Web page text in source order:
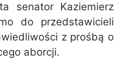
senator Kaziemierz
do przedstawicieli
z prośbą o
aborcji.